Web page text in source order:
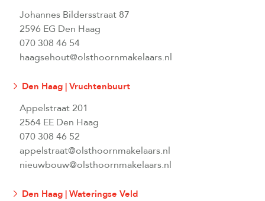
Johannes Bildersstraat 87
2596 EG Den Haag
070 308 46 54
haagsehout@olsthoornmakelaars.nl
Den Haag | Vruchtenbuurt
Appelstraat 201
2564 EE Den Haag
070 308 46 52
appelstraat@olsthoornmakelaars.nl
nieuwbouw@olsthoornmakelaars.nl
Den Haag | Wateringse Veld